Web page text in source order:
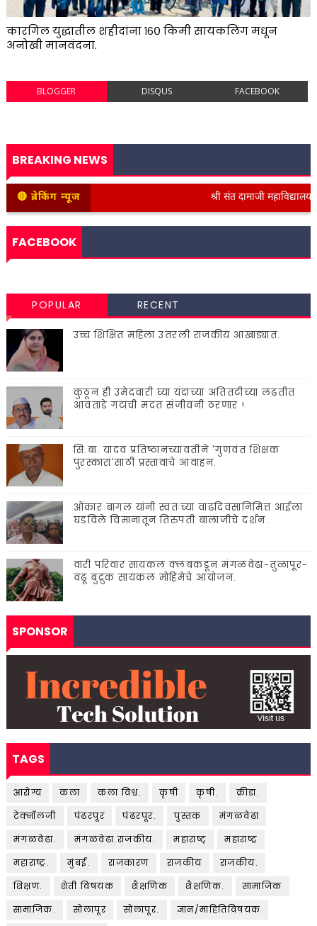
कारगिल युद्धातील शहीदांना १६० किमी सायकलिंग मधून
अनोखी मानवंदना.
BLOGGER DISQUS FACEBOOK
BREAKING NEWS
🔴 ब्रेकिंग न्यूज श्री संत दामाजी महाविद्यालयात
FACEBOOK
POPULAR RECENT
उच्च शिक्षित महिला उतरली राजकीय आखाड्यात.
कुठून ही उमेदवारी घ्या यंदाच्या अतितटीच्या लढतीत
आवताडे गटाची मदत संजीवनी ठरणार !
सि.बा. यादव प्रतिष्ठानच्यावतीने 'गुणवंत शिक्षक
पुरस्कारां'साठी प्रस्तावाचे आवाहन.
ओंकार बागल यांनी स्वतःच्या वाढदिवसानिमित्त आईला
घडविले विमानातून तिरुपती बालाजीचे दर्शन.
वारी परिवार सायकल क्लबकडून मंगळवेढा-तुळापूर-
वढू बुद्रुक सायकल मोहिमेचे आयोजन.
SPONSOR
TAGS
आरोग्य कला कला विश्व. कृषी कृषी.
क्रीडा.
टेक्नॉलजी
पंढरपूर पंढरपूर. पुस्तक
मंगळवेढा
मंगळवेढा.
मंगळवेढा.राजकीय. महाराष्ट्
महाराष्ट्र
महाराष्ट्र.
मुंबई. राजकारण राजकीय
राजकीय.
शिक्षण.
शेती विषयक शैक्षणिक शैक्षणिक.
सामाजिक
सामाजिक.
सोलापूर सोलापूर.
ज्ञान/माहितिविषयक